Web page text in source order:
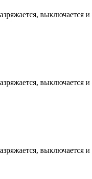
выключается
выключается
выключается